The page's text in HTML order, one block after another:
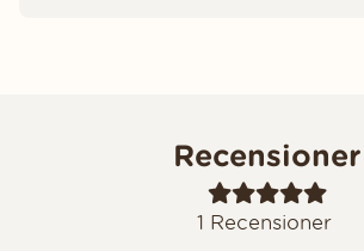
Recensioner
1 Recensioner